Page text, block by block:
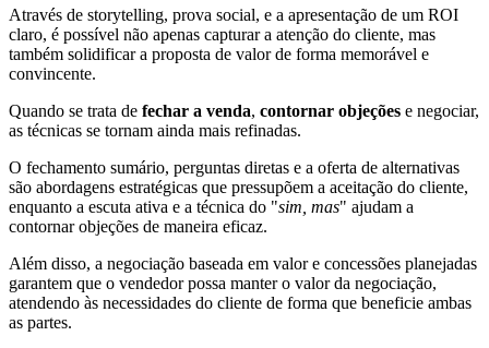
Através de storytelling, prova social, e a apresentação de um ROI
claro, é possível não apenas capturar a atenção do cliente, mas
também solidificar a proposta de valor de forma memorável e
convincente.
Quando se trata de fechar a venda, contornar objeções e negociar,
as técnicas se tornam ainda mais refinadas.
O fechamento sumário, perguntas diretas e a oferta de alternativas
são abordagens estratégicas que pressupõem a aceitação do cliente,
enquanto a escuta ativa e a técnica do "sim, mas" ajudam a
contornar objeções de maneira eficaz.
Além disso, a negociação baseada em valor e concessões planejadas
garantem que o vendedor possa manter o valor da negociação,
atendendo às necessidades do cliente de forma que beneficie ambas
as partes.